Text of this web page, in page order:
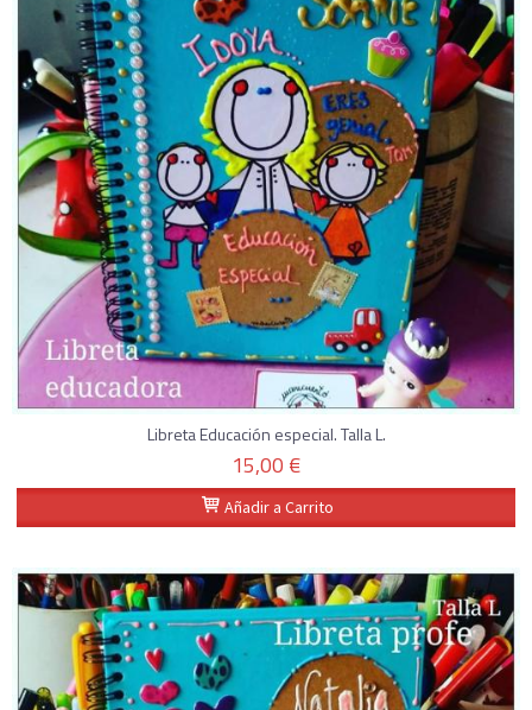
Libreta Educación especial. Talla L.
15,00 €
Añadir a Carrito